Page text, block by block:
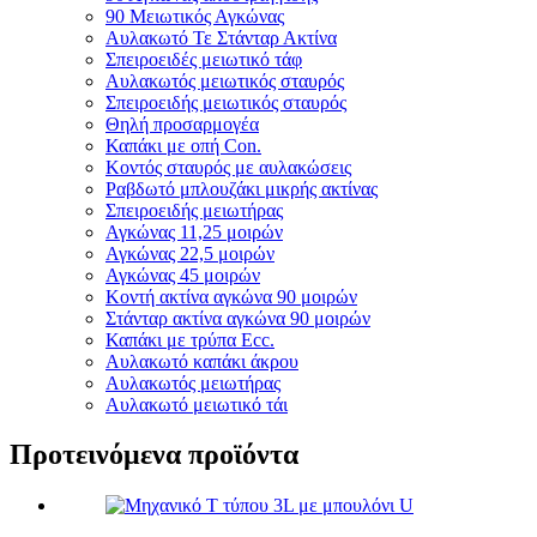
90 Μειωτικός Αγκώνας
Αυλακωτό Τε Στάνταρ Ακτίνα
Σπειροειδές μειωτικό τάφ
Αυλακωτός μειωτικός σταυρός
Σπειροειδής μειωτικός σταυρός
Θηλή προσαρμογέα
Καπάκι με οπή Con.
Κοντός σταυρός με αυλακώσεις
Ραβδωτό μπλουζάκι μικρής ακτίνας
Σπειροειδής μειωτήρας
Αγκώνας 11,25 μοιρών
Αγκώνας 22,5 μοιρών
Αγκώνας 45 μοιρών
Κοντή ακτίνα αγκώνα 90 μοιρών
Στάνταρ ακτίνα αγκώνα 90 μοιρών
Καπάκι με τρύπα Ecc.
Αυλακωτό καπάκι άκρου
Αυλακωτός μειωτήρας
Αυλακωτό μειωτικό τάι
Προτεινόμενα προϊόντα